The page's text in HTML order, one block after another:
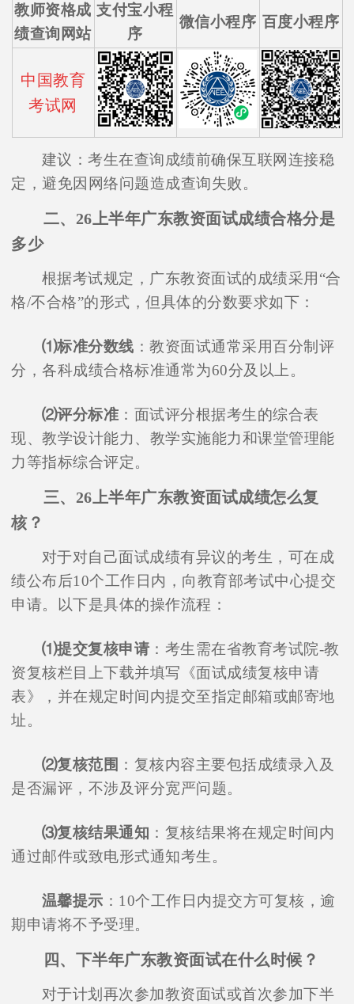
教师资格成
绩查询网站
支付宝小程
序
微信小程序 百度小程序
中国教育
考试网
建议：考生在查询成绩前确保互联网连接稳
定，避免因网络问题造成查询失败。
二、26上半年广东教资面试成绩合格分是
多少
根据考试规定，广东教资面试的成绩采用“合
格/不合格”的形式，但具体的分数要求如下：
⑴标准分数线 ：教资面试通常采用百分制评
分，各科成绩合格标准通常为60分及以上。
⑵评分标准 ：面试评分根据考生的综合表
现、教学设计能力、教学实施能力和课堂管理能
力等指标综合评定。
三、26上半年广东教资面试成绩怎么复
核？
对于对自己面试成绩有异议的考生，可在成
绩公布后10个工作日内，向教育部考试中心提交
申请。以下是具体的操作流程：
⑴提交复核申请 ：考生需在省教育考试院-教
资复核栏目上下载并填写《面试成绩复核申请
表》，并在规定时间内提交至指定邮箱或邮寄地
址。
⑵复核范围 ：复核内容主要包括成绩录入及
是否漏评，不涉及评分宽严问题。
⑶复核结果通知 ：复核结果将在规定时间内
通过邮件或致电形式通知考生。
温馨提示 ：10个工作日内提交方可复核，逾
期申请将不予受理。
四、下半年广东教资面试在什么时候？
对于计划再次参加教资面试或首次参加下半